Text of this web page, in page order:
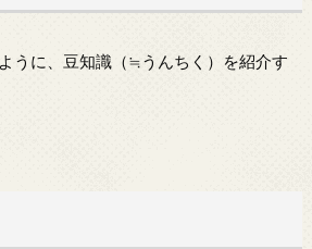
うに、豆知識（≒うんちく）を紹介す